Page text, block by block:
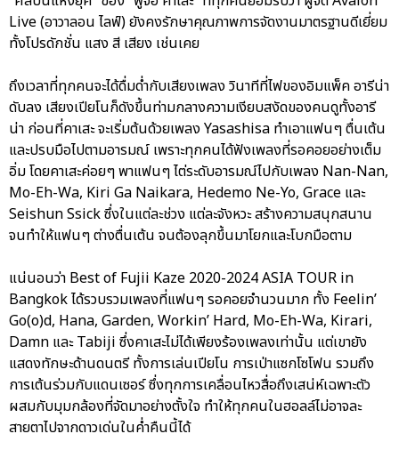
Live (อาวาลอน ไลฟ์) ยังคงรักษาคุณภาพการจัดงานมาตรฐานดีเยี่ยม
ทั้งโปรดักชั่น แสง สี เสียง เช่นเคย
ถึงเวลาที่ทุกคนจะได้ดื่มด่ำกับเสียงเพลง วินาทีที่ไฟของอิมแพ็ค อารีน่า
ดับลง เสียงเปียโนก็ดังขึ้นท่ามกลางความเงียบสงัดของคนดูทั้งอารี
น่า ก่อนที่คาเสะ จะเริ่มต้นด้วยเพลง Yasashisa ทำเอาแฟนๆ ตื่นเต้น
และปรบมือไปตามอารมณ์ เพราะทุกคนได้ฟังเพลงที่รอคอยอย่างเต็ม
อิ่ม โดยคาเสะค่อยๆ พาแฟนๆ ไต่ระดับอารมณ์ไปกับเพลง Nan-Nan,
Mo-Eh-Wa, Kiri Ga Naikara, Hedemo Ne-Yo, Grace และ
Seishun Ssick ซึ่งในแต่ละช่วง แต่ละจังหวะ สร้างความสนุกสนาน
จนทำให้แฟนๆ ต่างตื่นเต้น จนต้องลุกขึ้นมาโยกและโบกมือตาม
แน่นอนว่า Best of Fujii Kaze 2020-2024 ASIA TOUR in
Bangkok ได้รวบรวมเพลงที่แฟนๆ รอคอยจำนวนมาก ทั้ง Feelin’
Go(o)d, Hana, Garden, Workin’ Hard, Mo-Eh-Wa, Kirari,
Damn และ Tabiji ซึ่งคาเสะไม่ได้เพียงร้องเพลงเท่านั้น แต่เขายัง
แสดงทักษะด้านดนตรี ทั้งการเล่นเปียโน การเป่าแซกโซโฟน รวมถึง
การเต้นร่วมกับแดนเซอร์ ซึ่งทุกการเคลื่อนไหวสื่อถึงเสน่ห์เฉพาะตัว
ผสมกับมุมกล้องที่จัดมาอย่างตั้งใจ ทำให้ทุกคนในฮอลล์ไม่อาจละ
สายตาไปจากดาวเด่นในค่ำคืนนี้ได้